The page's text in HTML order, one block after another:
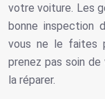
votre voiture. Les
bonne inspection
vous ne le faites
prenez pas soin
la réparer.